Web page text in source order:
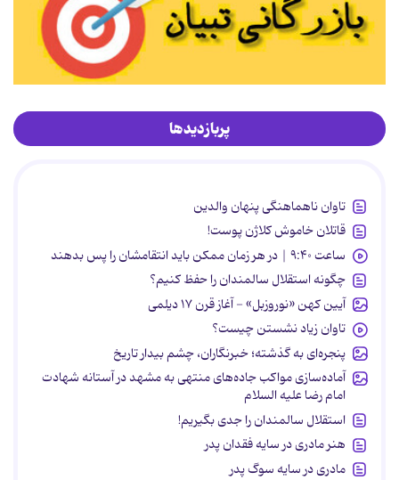
پربازدیدها
تاوان ناهماهنگی پنهان والدین
قاتلان خاموش کلاژن پوست!
ساعت ۹:۴۰ | در هر زمان ممکن باید انتقامشان را پس بدهند
چگونه استقلال سالمندان را حفظ کنیم؟
آیین کهن «نوروزبل» - آغاز قرن ۱۷ دیلمی
تاوان زیاد نشستن چیست؟
پنجره‌ای به گذشته؛ خبرنگاران، چشم بیدار تاریخ
آماده‌سازی مواکب جاده‌های منتهی به مشهد در آستانه شهادت
امام رضا علیه السلام
استقلال سالمندان را جدی بگیریم!
هنر مادری در سایه‌ فقدان پدر
مادری در سایه سوگ پدر